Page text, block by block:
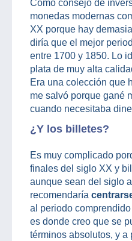
Como consejo de
monedas modernas
XX porque hay
diría que el mejor
entre 1700 y 1850. Lo
plata de muy alta
Era una colección que
me salvó porque gané
cuando necesitaba
¿Y los billetes?
Es muy complicado
finales del siglo XX y
aunque sean del siglo
recomendaría
al periodo
es donde creo que se
términos absolutos, y a